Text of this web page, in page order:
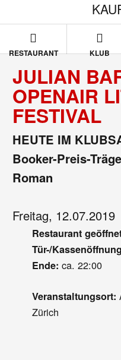
RESTAURANT KLUB
JULIAN
OPENAIR
FESTIVAL
HEUTE IM
Booker-Preis-
Roman
Freitag, 12.07.2019
Restaurant
Tür-/
Ende: ca. 22:00
Veranstaltungsort:
Zürich